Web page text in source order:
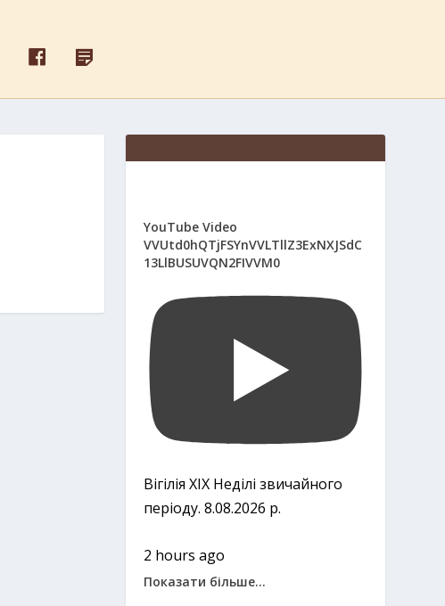
E
Д
С
YouTube Video
VVUtd0hQTjFSYnVVLTllZ3ExNXJSdC
13LlBUSUVQN2FIVVM0
Вігілія ХІХ Неділі звичайного
періоду. 8.08.2026 р.
2 hours ago
Показати більше...